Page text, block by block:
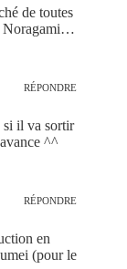
de toutes
Noragami…
RÉPONDRE
si il va sortir
^^
RÉPONDRE
en
(pour le